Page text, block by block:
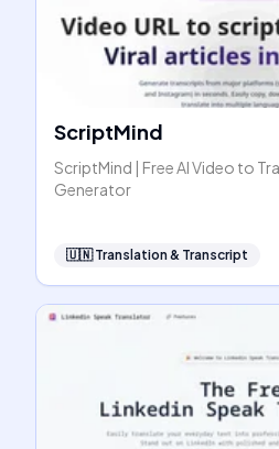
ScriptMind
ScriptMind | Free AI Video to
Generator
🇺🇳 Translation & Transcript